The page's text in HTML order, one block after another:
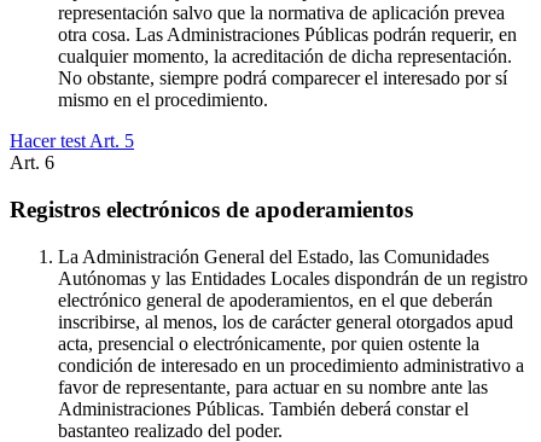
representación salvo que la normativa de aplicación prevea
otra cosa. Las Administraciones Públicas podrán requerir, en
cualquier momento, la acreditación de dicha representación.
No obstante, siempre podrá comparecer el interesado por sí
mismo en el procedimiento.
Hacer test Art. 5
Art. 6
Registros electrónicos de apoderamientos
La Administración General del Estado, las Comunidades
Autónomas y las Entidades Locales dispondrán de un registro
electrónico general de apoderamientos, en el que deberán
inscribirse, al menos, los de carácter general otorgados apud
acta, presencial o electrónicamente, por quien ostente la
condición de interesado en un procedimiento administrativo a
favor de representante, para actuar en su nombre ante las
Administraciones Públicas. También deberá constar el
bastanteo realizado del poder.